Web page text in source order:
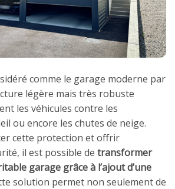
comme le garage moderne par
légère mais très robuste
les véhicules contre les
ou encore les chutes de neige.
cette protection et offrir
il est possible de transformer
garage grâce à l’ajout d’une
solution permet non seulement de